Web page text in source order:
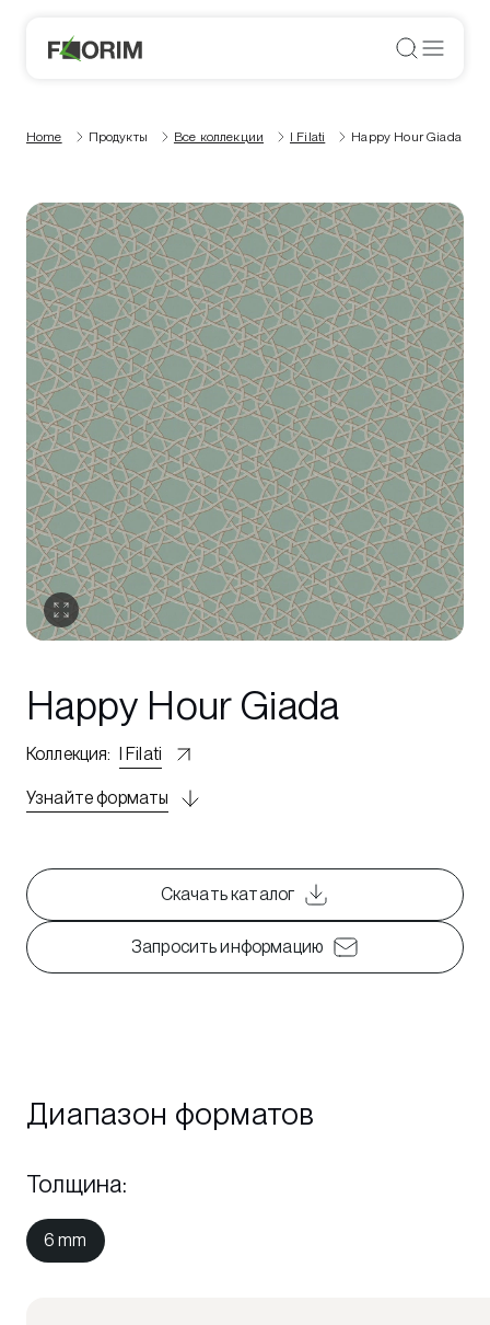
Home Продукты Все коллекции I Filati Happy Hour Giada
Happy Hour Giada
Коллекция: I Filati
Узнайте форматы
Скачать каталог
Запросить информацию
Диапазон форматов
Толщина:
6 mm